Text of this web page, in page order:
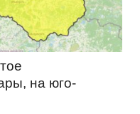
на юго-